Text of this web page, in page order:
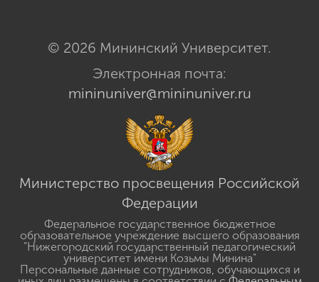
© 2026 Мининский Университет.
Электронная почта:
mininuniver@mininuniver.ru
Министерство просвещения Российской
Федерации
Федеральное государственное бюджетное
образовательное учреждение высшего образования
"Нижегородский государственный педагогический
университет имени Козьмы Минина"
Персональные данные сотрудников, обучающихся и